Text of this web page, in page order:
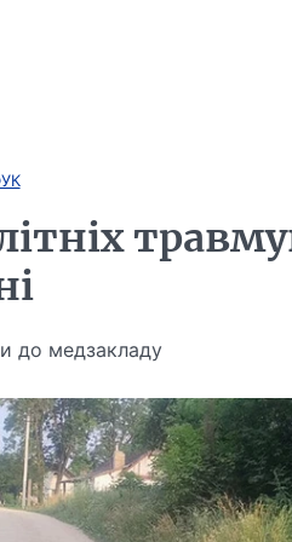
до медзакладу